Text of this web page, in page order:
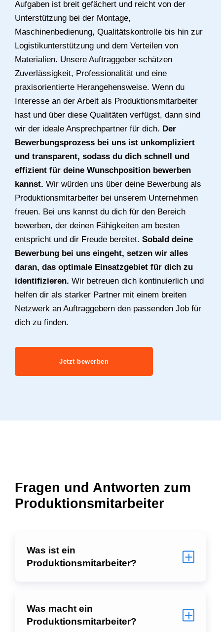
Aufgaben ist breit gefächert und reicht von der
Unterstützung bei der Montage,
Maschinenbedienung, Qualitätskontrolle bis hin zur
Logistikunterstützung und dem Verteilen von
Materialien. Unsere Auftraggeber schätzen
Zuverlässigkeit, Professionalität und eine
praxisorientierte Herangehensweise. Wenn du
Interesse an der Arbeit als Produktionsmitarbeiter
hast und über diese Qualitäten verfügst, dann sind
wir der ideale Ansprechpartner für dich. Der
Bewerbungsprozess bei uns ist unkompliziert
und transparent, sodass du dich schnell und
effizient für deine Wunschposition bewerben
kannst. Wir würden uns über deine Bewerbung als
Produktionsmitarbeiter bei unserem Unternehmen
freuen. Bei uns kannst du dich für den Bereich
bewerben, der deinen Fähigkeiten am besten
entspricht und dir Freude bereitet. Sobald deine
Bewerbung bei uns eingeht, setzen wir alles
daran, das optimale Einsatzgebiet für dich zu
identifizieren. Wir betreuen dich kontinuierlich und
helfen dir als starker Partner mit einem breiten
Netzwerk an Auftraggebern den passenden Job für
dich zu finden.
Jetzt bewerben
Fragen und Antworten zum
Produktionsmitarbeiter
Was ist ein
Produktionsmitarbeiter?
Was macht ein
Produktionsmitarbeiter?